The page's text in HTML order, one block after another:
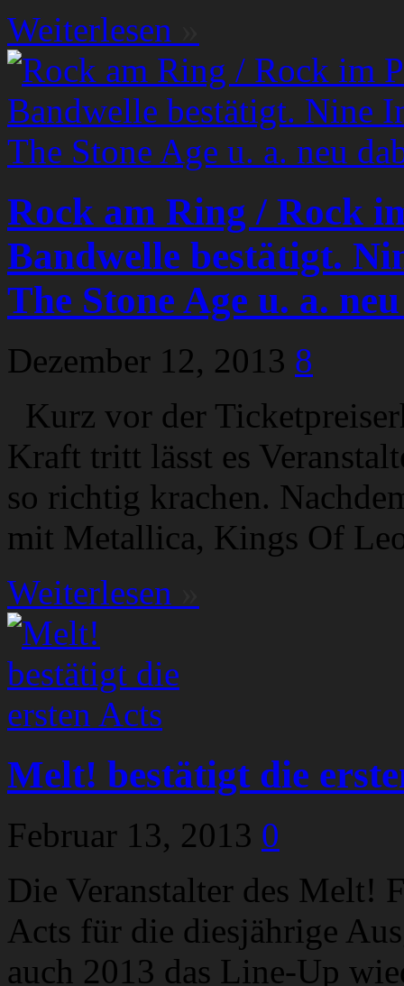
Weiterlesen
Rock am Ring / Rock
Bandwelle bestätigt.
The Stone Age u. a.
Dezember 12, 2013 8
Kurz vor der
Kraft tritt lässt es
so richtig krachen.
mit Metallica, Kings Of
Weiterlesen
Melt! bestätigt die
Februar 13, 2013 0
Die Veranstalter des Melt!
Acts für die diesjährige
auch 2013 das Line-Up